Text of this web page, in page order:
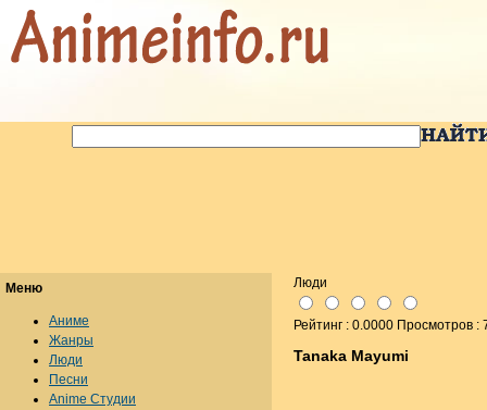
Люди
Рейтинг : 0.0000 Просмотров :
Tanaka Mayumi
Меню
Аниме
Жанры
Люди
Песни
Anime Студии